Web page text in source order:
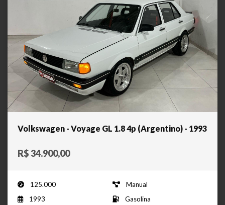
Volkswagen - Voyage GL 1.8 4p (Argentino) - 1993
R$ 34.900,00
125.000
Manual
1993
Gasolina